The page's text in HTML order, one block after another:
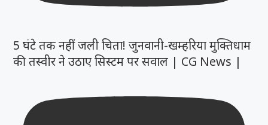
5 घंटे तक नहीं जली चिता! जुनवानी-खम्हरिया मुक्तिधाम
की तस्वीर ने उठाए सिस्टम पर सवाल | CG News |